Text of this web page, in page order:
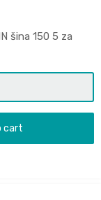
šina 150 5 za
cart